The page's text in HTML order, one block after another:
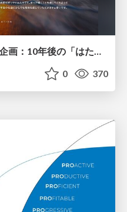
サーキュレーション10周年企画：10年後の「はたらく」未来
0 370